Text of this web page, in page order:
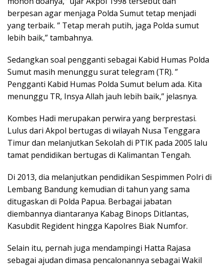
berpesan agar menjaga Polda Sumut tetap menjadi
yang terbaik. ” Tetap merah putih, jaga Polda sumut
lebih baik,” tambahnya.
Sedangkan soal pengganti sebagai Kabid Humas Polda
Sumut masih menunggu surat telegram (TR). ”
Pengganti Kabid Humas Polda Sumut belum ada. Kita
menunggu TR, Insya Allah jauh lebih baik,” jelasnya.
Kombes Hadi merupakan perwira yang berprestasi.
Lulus dari Akpol bertugas di wilayah Nusa Tenggara
Timur dan melanjutkan Sekolah di PTIK pada 2005 lalu
tamat pendidikan bertugas di Kalimantan Tengah.
Di 2013, dia melanjutkan pendidikan Sespimmen Polri di
Lembang Bandung kemudian di tahun yang sama
ditugaskan di Polda Papua. Berbagai jabatan
diembannya diantaranya Kabag Binops Ditlantas,
Kasubdit Regident hingga Kapolres Biak Numfor.
Selain itu, pernah juga mendampingi Hatta Rajasa
sebagai ajudan dimasa pencalonannya sebagai Wakil